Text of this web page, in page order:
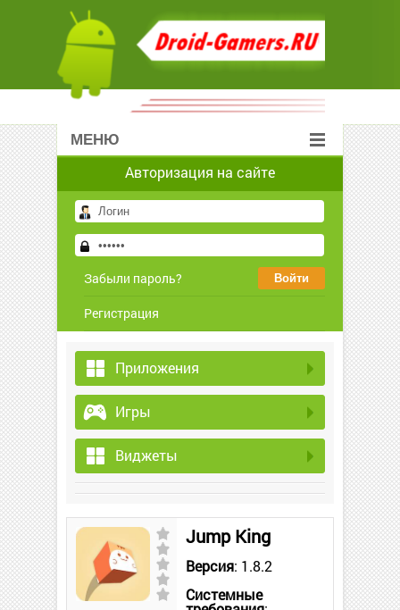
МЕНЮ
Авторизация на сайте
Забыли пароль?
Регистрация
Приложения
Игры
Виджеты
Jump King
Версия: 1.8.2
Системные